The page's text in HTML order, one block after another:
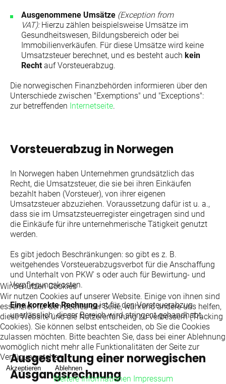
Ausgenommene Umsätze (Exception from
VAT):Hierzu zählen beispielsweise Umsätze im
Gesundheitswesen, Bildungsbereich oder bei
Immobilienverkäufen. Für diese Umsätze wird keine
Umsatzsteuer berechnet, und es besteht auch kein
Recht auf Vorsteuerabzug.
Die norwegischen Finanzbehörden informieren über den
Unterschiede zwischen "Exemptions" und "Exceptions":
zur betreffenden Internetseite.
Vorsteuerabzug in Norwegen
In Norwegen haben Unternehmen grundsätzlich das
Recht, die Umsatzsteuer, die sie bei ihren Einkäufen
bezahlt haben (Vorsteuer), von ihrer eigenen
Umsatzsteuer abzuziehen. Voraussetzung dafür ist u. a.,
dass sie im Umsatzsteuerregister eingetragen sind und
die Einkäufe für ihre unternehmerische Tätigkeit genutzt
werden.
Es gibt jedoch Beschränkungen: so gibt es z. B.
weitgehendes Vorsteuerabzugsverbot für die Anschaffung
und Unterhalt von PKW' s oder auch für Bewirtung- und
Verpflegungskosten.
Eine korrekte Rechnungist für den Vorsteuerabzug
unerlässlich: dieser Bereich wird stringent gehandhabt.
Ausgestaltung einer norwegischen
Ausgangsrechnung
Wir benutzen Cookies
Wir nutzen Cookies auf unserer Website. Einige von ihnen sind
essenziell für den Betrieb der Seite, während andere uns helfen,
diese Website und die Nutzererfahrung zu verbessern (Tracking
Cookies). Sie können selbst entscheiden, ob Sie die Cookies
zulassen möchten. Bitte beachten Sie, dass bei einer Ablehnung
womöglich nicht mehr alle Funktionalitäten der Seite zur
Verfügung stehen.
Akzeptieren Ablehnen
Weitere Informationen Impressum